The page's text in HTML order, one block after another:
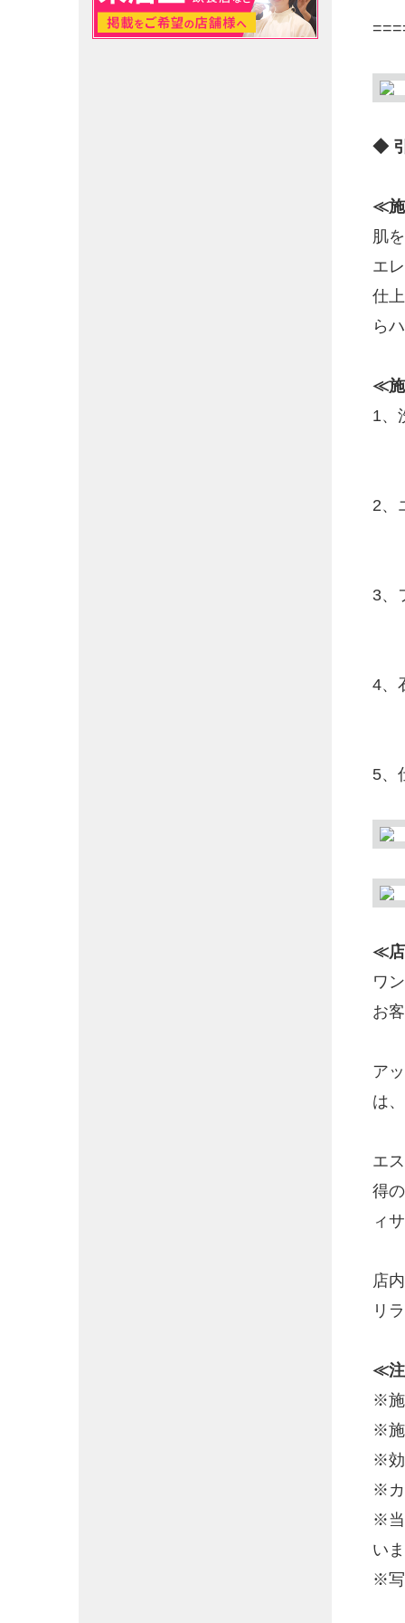
◆
≪
肌
エ
仕
ら
≪施
1、
2、
3、
4、
5、
≪
ワ
お
ア
は
エ
得
ィ
店
リ
≪
※施
※施
※効
※カ
※当
い
※写